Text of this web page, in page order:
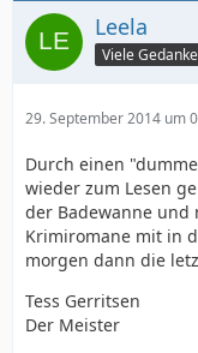
Leela
29. September 2014 um
Durch einen
wieder zum Lesen
der Badewanne und
Krimiromane mit in
morgen dann die
Tess Gerritsen
Der Meister